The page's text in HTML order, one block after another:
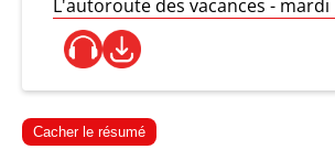
L'autoroute des vacances - mardi
Cacher le résumé